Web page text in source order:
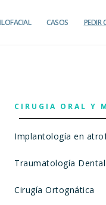
CASOS PEDIR
CIRUGIA ORAL Y
Implantología en
Traumatología Dental
Cirugía Ortognática